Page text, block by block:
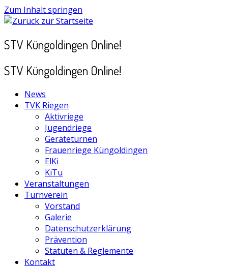
Zum Inhalt springen
STV Küngoldingen Online!
STV Küngoldingen Online!
News
TVK Riegen
Aktivriege
Jugendriege
Geräteturnen
Frauenriege Küngoldingen
ElKi
KiTu
Veranstaltungen
Turnverein
Vorstand
Galerie
Datenschutzerklärung
Prävention
Statuten & Reglemente
Kontakt